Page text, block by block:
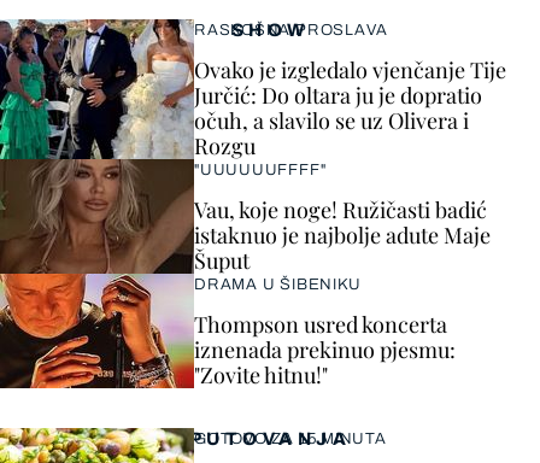
SHOW
RASKOŠNA PROSLAVA
Ovako je izgledalo vjenčanje Tije
Jurčić: Do oltara ju je dopratio
očuh, a slavilo se uz Olivera i
Rozgu
"UUUUUUFFFF"
Vau, koje noge! Ružičasti badić
istaknuo je najbolje adute Maje
Šuput
DRAMA U ŠIBENIKU
Thompson usred koncerta
iznenada prekinuo pjesmu:
"Zovite hitnu!"
PUTOVANJA
GOTOVO ZA 15 MINUTA